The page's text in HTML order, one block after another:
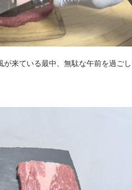
来ている最中、無駄な午前を過ごし